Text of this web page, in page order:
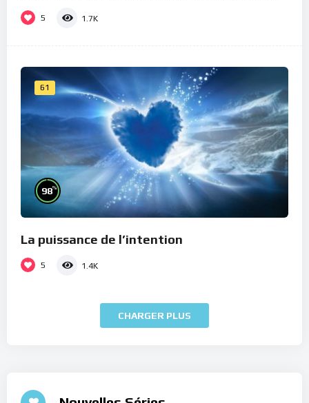
5 1.7K
61
98%
La puissance de l’intention
5 1.4K
CHARGER PLUS